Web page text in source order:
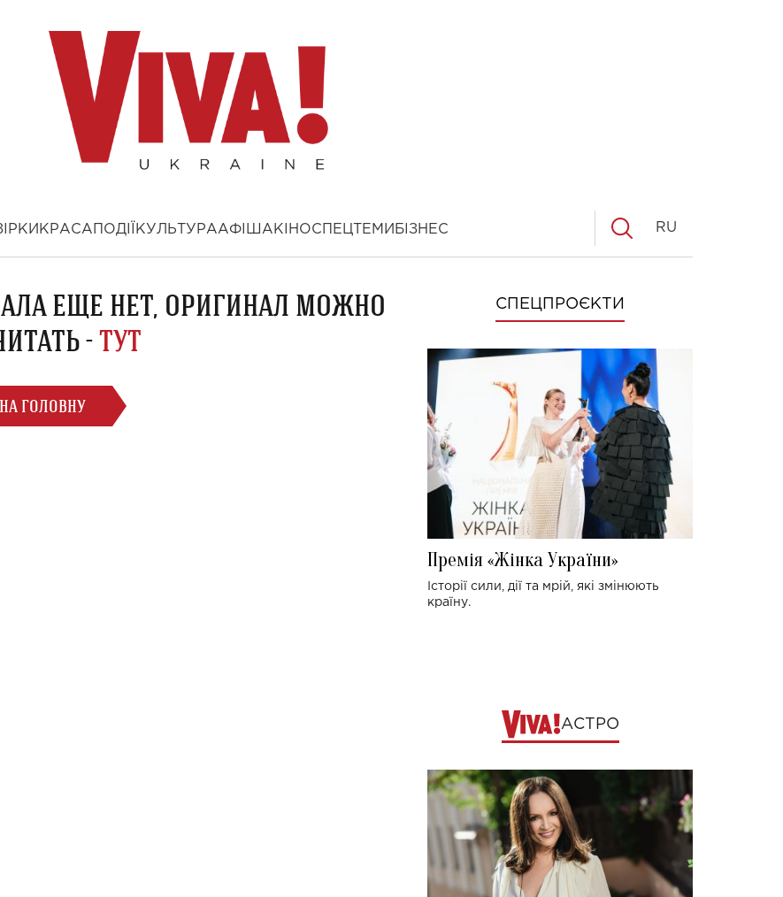
КРАСА ПОДІЇ КУЛЬТУРААФІША КІНОСПЕЦТЕМИ БІЗНЕС RU
ЕЩЕ НЕТ, ОРИГИНАЛ МОЖНО
-ТУТ
НА ГОЛОВНУ
СПЕЦПРОЄКТИ
Премія «Жінка України»
Історії сили, дії та мрій, які змінюють
країну.
АСТРО